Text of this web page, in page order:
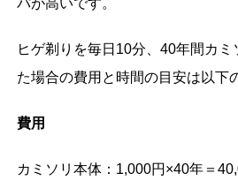
パが高いです。
ヒゲ剃りを毎日10分、40年間カ
た場合の費用と時間の目安は以下
費用
カミソリ本体：1,000円×40年＝